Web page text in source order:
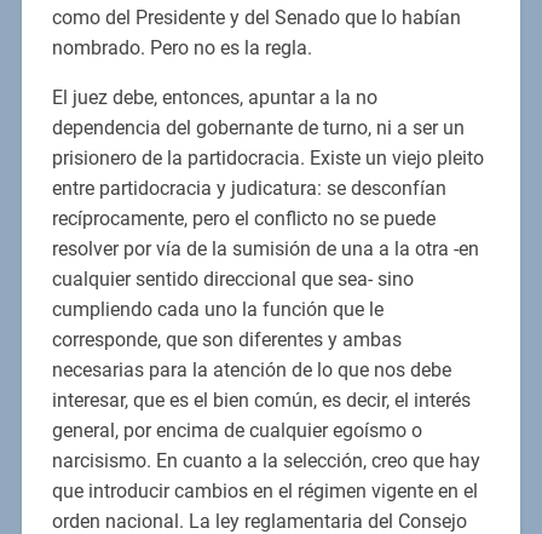
como del Presidente y del Senado que lo habían
nombrado. Pero no es la regla.
El juez debe, entonces, apuntar a la no
dependencia del gobernante de turno, ni a ser un
prisionero de la partidocracia. Existe un viejo pleito
entre partidocracia y judicatura: se desconfían
recíprocamente, pero el conflicto no se puede
resolver por vía de la sumisión de una a la otra -en
cualquier sentido direccional que sea- sino
cumpliendo cada uno la función que le
corresponde, que son diferentes y ambas
necesarias para la atención de lo que nos debe
interesar, que es el bien común, es decir, el interés
general, por encima de cualquier egoísmo o
narcisismo. En cuanto a la selección, creo que hay
que introducir cambios en el régimen vigente en el
orden nacional. La ley reglamentaria del Consejo